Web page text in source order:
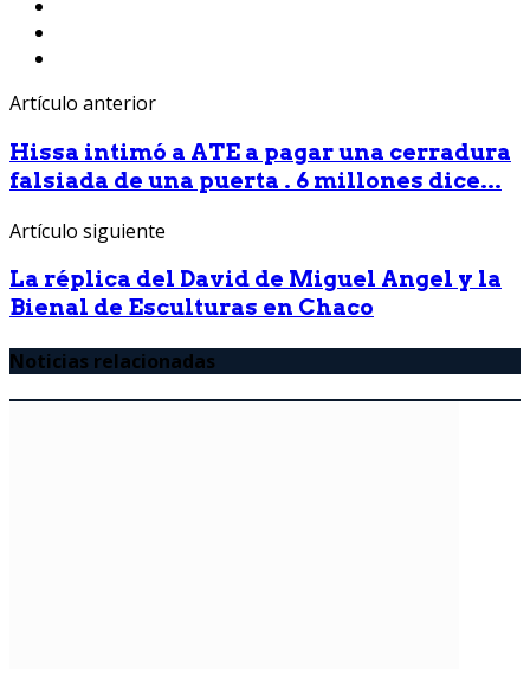
Artículo anterior
Hissa intimó a ATE a pagar una cerradura
falsiada de una puerta . 6 millones dice...
Artículo siguiente
La réplica del David de Miguel Angel y la
Bienal de Esculturas en Chaco
Noticias relacionadas